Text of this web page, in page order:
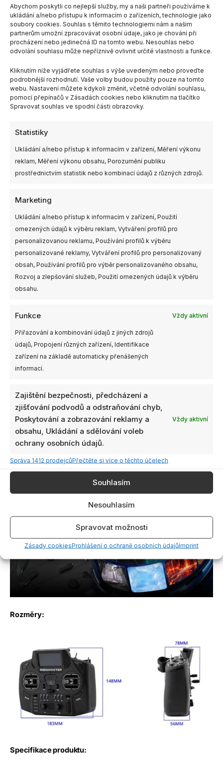
Abychom poskytli co nejlepší služby, my a naši partneři používáme k
ukládání a/nebo přístupu k informacím o zařízeních, technologie jako
soubory cookies. Souhlas s těmito technologiemi nám a našim
partnerům umožní zpracovávat osobní údaje, jako je chování při
procházení nebo jedinečná ID na tomto webu. Nesouhlas nebo
odvolání souhlasu může nepříznivě ovlivnit určité vlastnosti a funkce.
Kliknutím níže vyjádřete souhlas s výše uvedeným nebo proveďte
podrobnější rozhodnutí. Vaše volby budou použity pouze na tomto
webu. Nastavení můžete kdykoli změnit, včetně odvolání souhlasu,
pomocí přepínačů v Zásadách cookies nebo kliknutím na tlačítko
Spravovat souhlas ve spodní části obrazovky.
Statistiky
Ukládání a/nebo přístup k informacím v zařízení, Měření výkonu
reklam, Měření výkonu obsahu, Porozumění publiku
prostřednictvím statistik nebo kombinací údajů z různých zdrojů.
Marketing
Ukládání a/nebo přístup k informacím v zařízení, Použití
omezených údajů k výběru reklam, Vytváření profilů pro
personalizovanou reklamu, Používání profilů k výběru
personalizované reklamy, Vytváření profilů pro personalizovaný
obsah, Používání profilů pro výběr personalizovaného obsahu,
Rozvoj a zlepšování služeb, Použití omezených údajů k výběru
obsahu.
Funkce Vždy aktivní
Přiřazování a kombinování údajů z jiných zdrojů
údajů, Propojení různých zařízení, Identifikace
zařízení na základě automaticky přenášených
informací.
Zajištění bezpečnosti, předcházení a
zjišťování podvodů a odstraňování chyb,
Poskytování a zobrazování reklamy a
obsahu, Ukládání a sdělování voleb
ochrany osobních údajů.
Vždy aktivní
Správa 1412 prodejcůPřečtěte si více o těchto účelech
Souhlasím
Nesouhlasím
Spravovat možnosti
Zásady cookiesProhlášení o ochraně osobních údajůImprint
USB-C konektor
nabíjení, připojení k simulátorům, aktualizace firmwaru i
přímý přístup k integrované paměti.
Kvalita a odolnost
GX12 je vybavena dvěma výkonými 1W vysílači a pokročilým
horkých dní.
Navrženo pro extrémní podmínky! GX12 je navržen do
náročných podmínek díky silnějším plastům a hydrofobnímu
povlaku PCB, který chrání zařízení v horku, chladu, suchu i
zavedou kamkoli!
Rozměry:
Specifikace produktu: